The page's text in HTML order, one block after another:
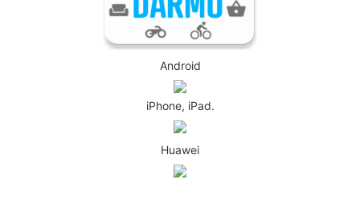
Android
iPhone, iPad.
Huawei